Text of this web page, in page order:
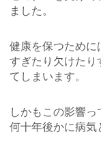
ました。
健康を保つため
すぎたり欠けたり
てしまいます。
しかもこの影響っ
何十年後かに病気